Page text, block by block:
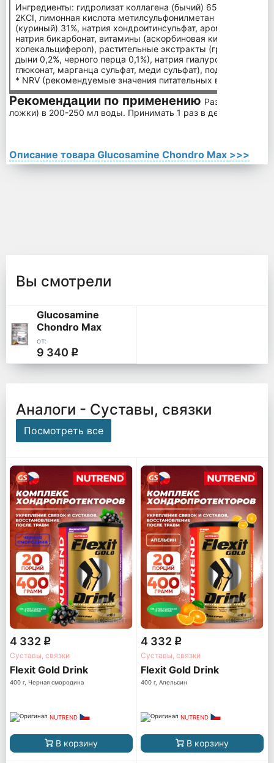
Ингредиенты: гидролизат коллагена (бычий) 65%,
2КСI, лимонная кислота метилсульфонилметан (MSM),
(куриный) 31%, натрия хондроитинсульфат, ароматизаторы,
натрия бикарбонат, витамины (аскорбиновая кислота,
холекальциферол), растительные экстракты (граната
дыни 0,2%, черного перца 0,1%), натрия гиалуронат,
глюконат, марганца сульфат, меди сульфат), подсластитель
* NRV (рекомендуемые значения питательных веществ).
Рекомендации по применению Развести одну
ложки) в 200-250 мл воды. Принимать 1 раз в день.
Описание товара Glucosamine Chondro Max >>>
Вы смотрели
Glucosamine
Chondro Max
от:
9 340 q
Аналоги - Суставы, связки
Посмотреть все
4 332 q
Суставы, связки
Flexit Gold Drink
400 г, Черная смородина
NUTREND
В корзину
4 332 q
Суставы, связки
Flexit Gold Drink
400 г, Апельсин
NUTREND
В корзину